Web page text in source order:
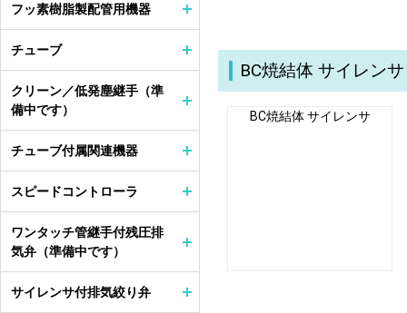
BC焼結体 サイレンサ
BC焼結体 サイレンサ
フッ素樹脂製配管用機器
チューブ
クリーン／低発塵継手（準
備中です）
チューブ付属関連機器
スピードコントローラ
ワンタッチ管継手付残圧排
気弁（準備中です）
サイレンサ付排気絞り弁